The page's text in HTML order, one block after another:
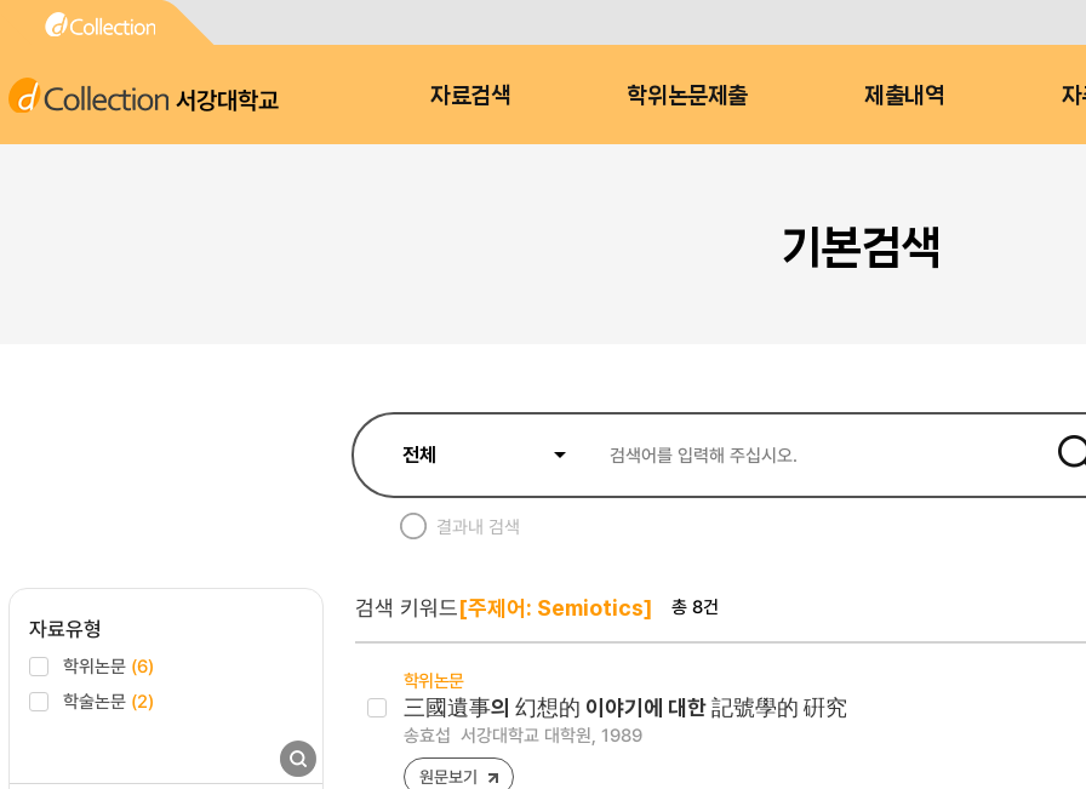
서강대학교 자료검색 학위논문제출 제출내역 자
기본검색
결과내 검색
자료유형
학위논문 (6)
학술논문 (2)
검색 키워드[주제어: Semiotics] 총 8건
학위논문
三國遺事의 幻想的 이야기에 대한 記號學的 硏究
송효섭 서강대학교 대학원, 1989
원문보기